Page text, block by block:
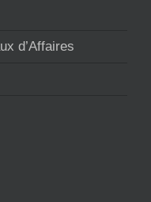
d’Affaires